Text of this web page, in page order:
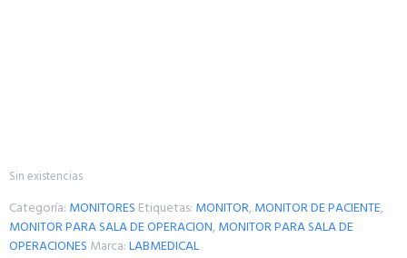
Sin existencias
Categoría: MONITORES Etiquetas: MONITOR,MONITOR DE PACIENTE,
MONITOR PARA SALA DE OPERACION,MONITOR PARA SALA DE
OPERACIONES Marca:LABMEDICAL